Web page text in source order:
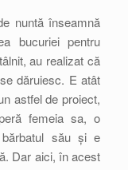
nuntă înseamnă
bucuriei pentru
au realizat că
dăruiesc. E atât
astfel de proiect,
femeia sa, o
său și e
Dar aici, în acest